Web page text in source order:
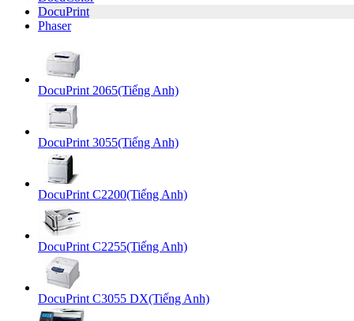
DocuPrint
Phaser
DocuPrint 2065(Tiếng Anh)
DocuPrint 3055(Tiếng Anh)
DocuPrint C2200(Tiếng Anh)
DocuPrint C2255(Tiếng Anh)
DocuPrint C3055 DX(Tiếng Anh)